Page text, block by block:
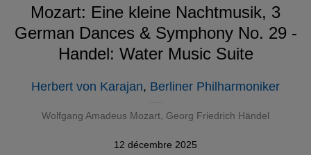
Mozart: Eine kleine Nachtmusik, 3
German Dances & Symphony No. 29 -
Handel: Water Music Suite
Herbert von Karajan, Berliner Philharmoniker
Wolfgang Amadeus Mozart Georg Friedrich Händel
12 décembre 2025